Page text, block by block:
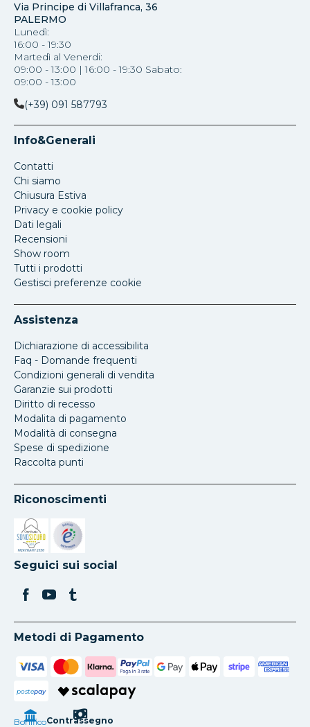
Via Principe di Villafranca, 36
PALERMO
Lunedì:
16:00 - 19:30
Martedì al Venerdi:
09:00 - 13:00 | 16:00 - 19:30 Sabato:
09:00 - 13:00
(+39) 091 587793
Info&Generali
Contatti
Chi siamo
Chiusura Estiva
Privacy e cookie policy
Dati legali
Recensioni
Show room
Tutti i prodotti
Gestisci preferenze cookie
Assistenza
Dichiarazione di accessibilita
Faq - Domande frequenti
Condizioni generali di vendita
Garanzie sui prodotti
Diritto di recesso
Modalita di pagamento
Modalità di consegna
Spese di spedizione
Raccolta punti
Riconoscimenti
Si apre in una nuova scheda
Si apre in una nuova scheda
Seguici sui social
Metodi di Pagamento
postepay
BonificoContrassegno